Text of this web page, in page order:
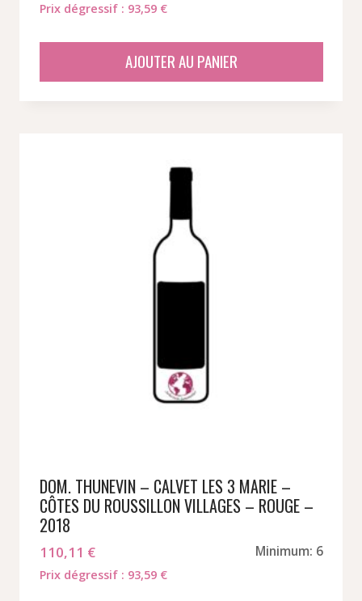
Prix dégressif : 93,59 €
AJOUTER AU PANIER
DOM. THUNEVIN – CALVET LES 3 MARIE –
CÔTES DU ROUSSILLON VILLAGES – ROUGE –
2018
110,11 € Minimum: 6
Prix dégressif : 93,59 €